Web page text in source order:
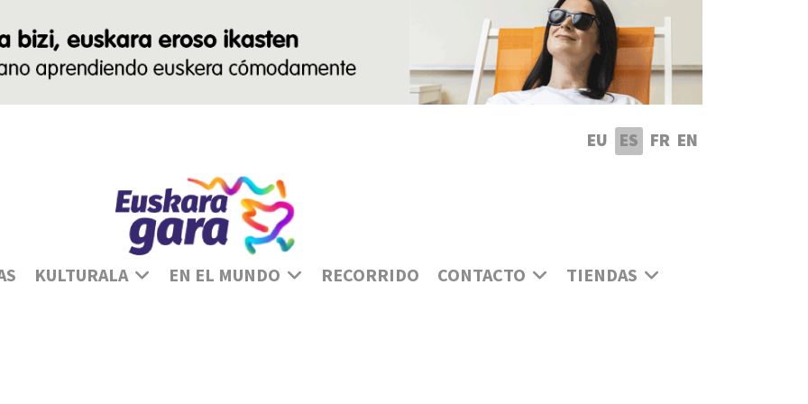
EU ES FR EN
KULTURALA EN EL MUNDO RECORRIDO CONTACTO
TIENDAS